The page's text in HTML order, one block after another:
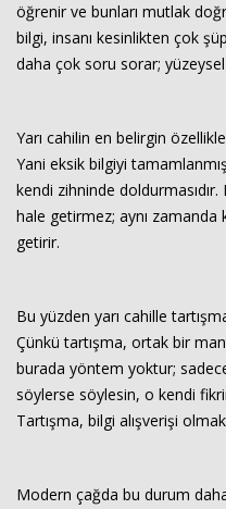
öğrenir ve bunları mutlak
bilgi, insanı kesinlikten çok
daha çok soru sorar;
Yarı cahilin en belirgin
Yani eksik bilgiyi
kendi zihninde
hale getirmez; aynı zamanda
getirir.
Bu yüzden yarı cahille
Çünkü tartışma, ortak bir
burada yöntem yoktur;
söylerse söylesin, o kendi
Tartışma, bilgi alışverişi
Modern çağda bu durum